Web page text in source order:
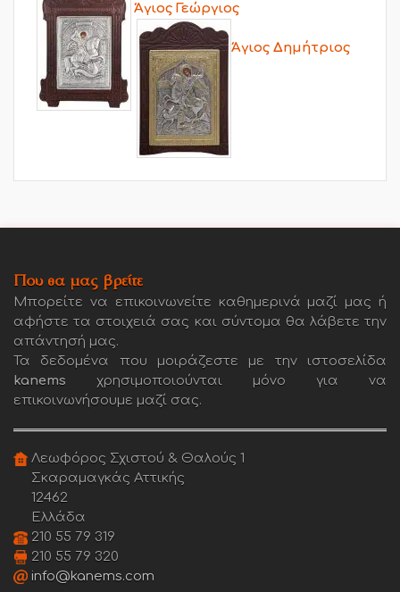
Άγιος Γεώργιος
Άγιος Δημήτριος
Που θα μας βρείτε
Μπορείτε να επικοινωνείτε καθημερινά μαζί μας ή
αφήστε τα στοιχειά σας και σύντομα θα λάβετε την
απάντησή μας.
Τα δεδομένα που μοιράζεστε με την ιστοσελίδα
kanems χρησιμοποιούνται μόνο για να
επικοινωνήσουμε μαζί σας.
Λεωφόρος Σχιστού & Θαλούς 1
Σκαραμαγκάς Αττικής
12462
Ελλάδα
210 55 79 319
210 55 79 320
info@kanems.com